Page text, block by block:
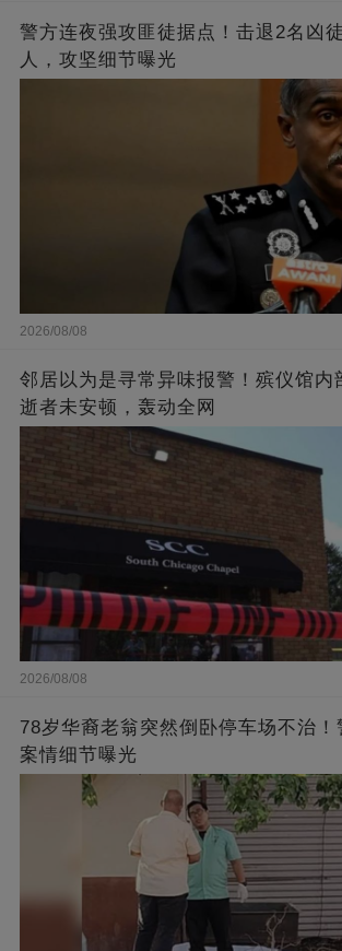
警方连夜强攻匪徒据点！击退2名凶
人，攻坚细节曝光
2026/08/08
邻居以为是寻常异味报警！殡仪馆内
逝者未安顿，轰动全网
2026/08/08
78岁华裔老翁突然倒卧停车场不治！
案情细节曝光